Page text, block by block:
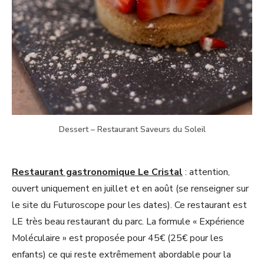
Dessert – Restaurant Saveurs du Soleil
Restaurant gastronomique Le Cristal: attention,
ouvert uniquement en juillet et en août (se renseigner sur
le site du Futuroscope pour les dates). Ce restaurant est
LE très beau restaurant du parc. La formule « Expérience
Moléculaire » est proposée pour 45€ (25€ pour les
enfants) ce qui reste extrêmement abordable pour la